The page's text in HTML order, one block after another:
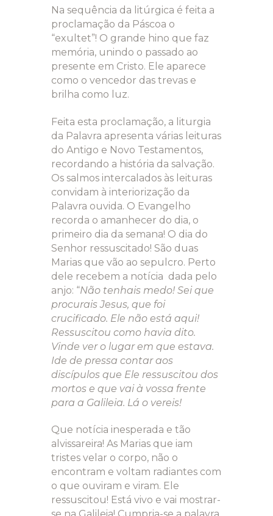
Na sequência da litúrgica é feita a
proclamação da Páscoa o
“exultet”! O grande hino que faz
memória, unindo o passado ao
presente em Cristo. Ele aparece
como o vencedor das trevas e
brilha como luz.
Feita esta proclamação, a liturgia
da Palavra apresenta várias leituras
do Antigo e Novo Testamentos,
recordando a história da salvação.
Os salmos intercalados às leituras
convidam à interiorização da
Palavra ouvida. O Evangelho
recorda o amanhecer do dia, o
primeiro dia da semana! O dia do
Senhor ressuscitado! São duas
Marias que vão ao sepulcro. Perto
dele recebem a notícia dada pelo
anjo: “Não tenhais medo! Sei que
procurais Jesus, que foi
crucificado. Ele não está aqui!
Ressuscitou como havia dito.
Vinde ver o lugar em que estava.
Ide de pressa contar aos
discípulos que Ele ressuscitou dos
mortos e que vai à vossa frente
para a Galileia. Lá o vereis!
Que notícia inesperada e tão
alvissareira! As Marias que iam
tristes velar o corpo, não o
encontram e voltam radiantes com
o que ouviram e viram. Ele
ressuscitou! Está vivo e vai mostrar-